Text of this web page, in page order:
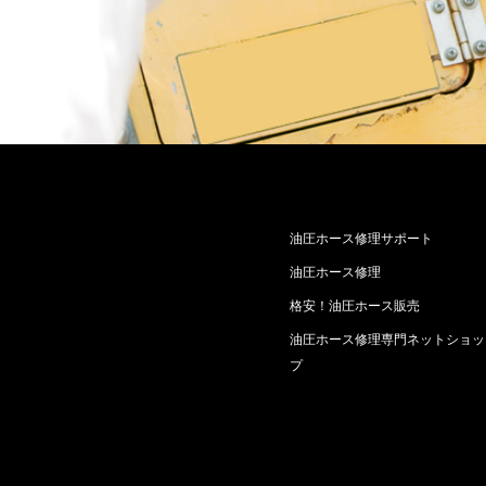
油圧ホース修理サポート
油圧ホース修理
格安！油圧ホース販売
油圧ホース修理専門ネットショッ
プ